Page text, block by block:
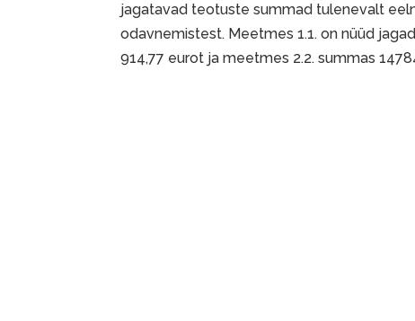
jagatavad teotuste summad tulenevalt
odavnemistest. Meetmes 1.1. on nüüd
914,77 eurot ja meetmes 2.2. summas